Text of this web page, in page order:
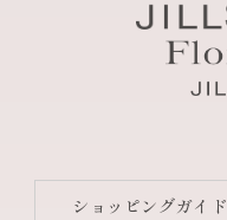
ショッピングガイド